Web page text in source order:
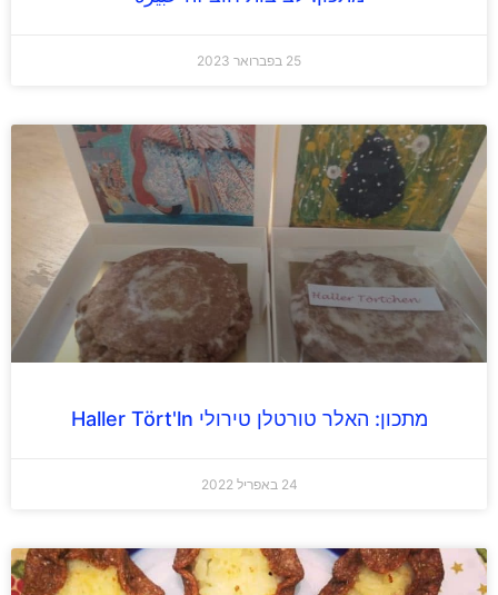
מתכון: האלר טורטלן טירולי Haller Tört'ln